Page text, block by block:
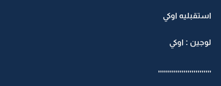
استقبليه اوكي
لوجين : اوكي
,,,,,,,,,,,,,,,,,,,,,,,,,,,